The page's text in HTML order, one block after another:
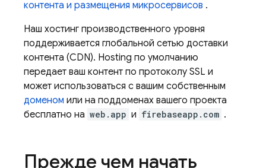
контента и размещения микросервисов .
Наш хостинг производственного уровня
поддерживается глобальной сетью доставки
контента (CDN). Hosting по умолчанию
передает ваш контент по протоколу SSL и
может использоваться с вашим собственным
доменом или на поддоменах вашего проекта
бесплатно на web.app и firebaseapp.com .
Прежде чем начать